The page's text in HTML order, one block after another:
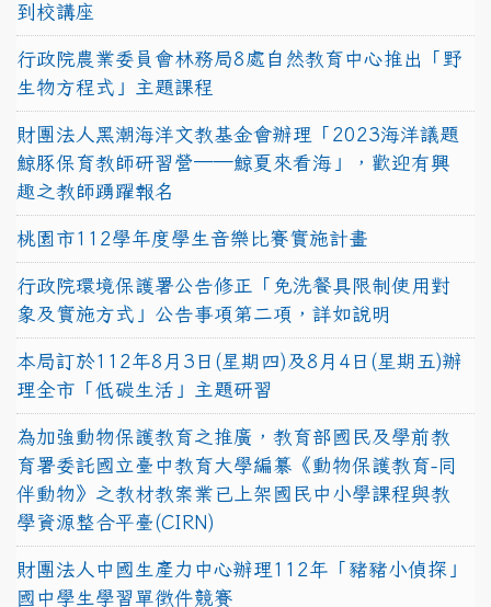
到校講座
行政院農業委員會林務局8處自然教育中心推出「野
生物方程式」主題課程
財團法人黑潮海洋文教基金會辦理「2023海洋議題
鯨豚保育教師研習營──鯨夏來看海」，歡迎有興
趣之教師踴躍報名
桃園市112學年度學生音樂比賽實施計畫
行政院環境保護署公告修正「免洗餐具限制使用對
象及實施方式」公告事項第二項，詳如說明
本局訂於112年8月3日(星期四)及8月4日(星期五)辦
理全市「低碳生活」主題研習
為加強動物保護教育之推廣，教育部國民及學前教
育署委託國立臺中教育大學編纂《動物保護教育-同
伴動物》之教材教案業已上架國民中小學課程與教
學資源整合平臺(CIRN)
財團法人中國生產力中心辦理112年「豬豬小偵探」
國中學生學習單徵件競賽